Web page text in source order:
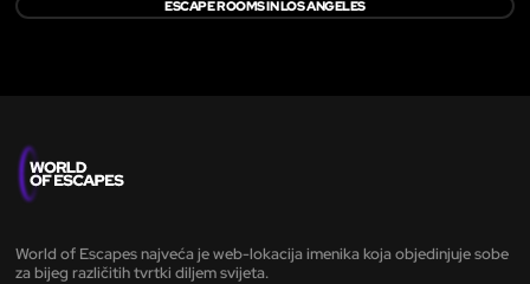
ESCAPE ROOMS IN LOS ANGELES
World of Escapes najveća je web-lokacija imenika koja objedinjuje sobe
za bijeg različitih tvrtki diljem svijeta.